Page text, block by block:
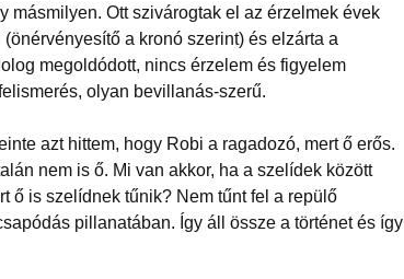
másmilyen. Ott szivárogtak el az érzelmek évek
a kronó szerint) és elzárta a
megoldódott, nincs érzelem és figyelem
olyan bevillanás-szerű.
azt hittem, hogy Robi a ragadozó, mert ő erős.
nem is ő. Mi van akkor, ha a szelídek között
ő is szelídnek tűnik? Nem tűnt fel a repülő
pillanatában. Így áll össze a történet és így